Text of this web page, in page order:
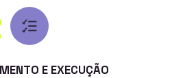
E EXECUÇÃO